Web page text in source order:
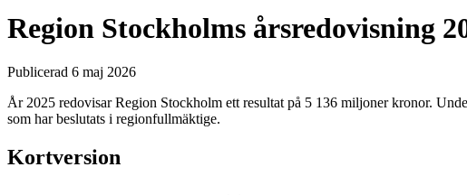
Region Stockholms årsredovisning
Publicerad 6 maj 2026
År 2025 redovisar Region Stockholm ett resultat på 5 136 miljoner kronor.
som har beslutats i regionfullmäktige.
Kortversion